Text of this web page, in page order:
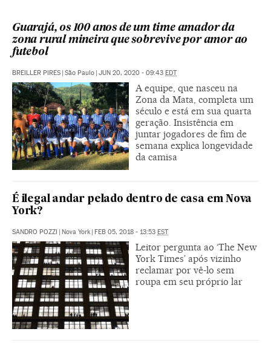
Guarajá, os 100 anos de um time amador da
zona rural mineira que sobrevive por amor ao
futebol
BREILLER PIRES São Paulo JUN 20, 2020 - 09:43 EDT
A equipe, que nasceu na
Zona da Mata, completa um
século e está em sua quarta
geração. Insistência em
juntar jogadores de fim de
semana explica longevidade
da camisa
É ilegal andar pelado dentro de casa em Nova
York?
SANDRO POZZI Nova York FEB 05, 2018 - 13:53 EST
Leitor pergunta ao ‘The New
York Times’ após vizinho
reclamar por vê-lo sem
roupa em seu próprio lar